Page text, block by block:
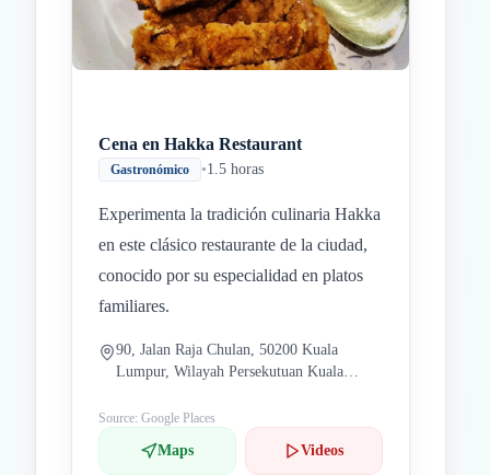
Cena en Hakka Restaurant
Gastronómico •1.5 horas
Experimenta la tradición culinaria Hakka
en este clásico restaurante de la ciudad,
conocido por su especialidad en platos
familiares.
90, Jalan Raja Chulan, 50200 Kuala
Lumpur, Wilayah Persekutuan Kuala
Source: Google Places
Maps Videos